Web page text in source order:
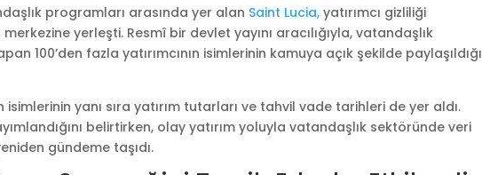
programları arasında yer alan Saint Lucia, yatırımcı gizliliği
yerleşti. Resmî bir devlet yayını aracılığıyla, vatandaşlık
100’den fazla yatırımcının isimlerinin kamuya açık şekilde paylaşıldığı
isimlerinin yanı sıra yatırım tutarları ve tahvil vade tarihleri de yer aldı.
belirtirken, olay yatırım yoluyla vatandaşlık sektöründe veri
gündeme taşıdı.